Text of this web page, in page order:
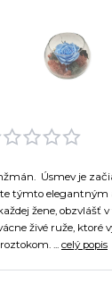
Úsmev je
týmto
žene, obzvlášť
živé ruže, ktoré
... celý popis